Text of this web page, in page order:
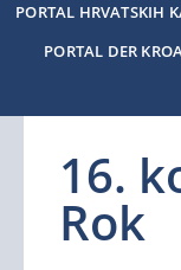
PORTAL HRVATSKIH
PORTAL DER
16.
Rok